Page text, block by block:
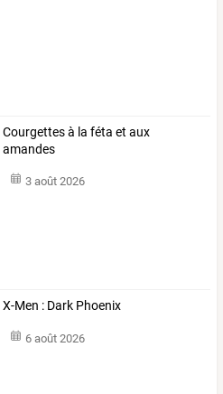
Courgettes à la féta et aux
amandes
3 août 2026
X-Men : Dark Phoenix
6 août 2026